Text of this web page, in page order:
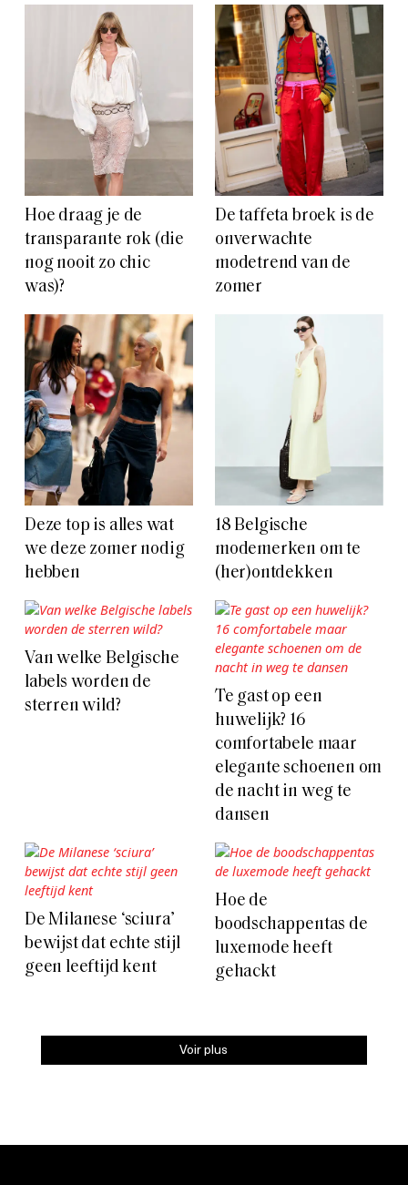
Hoe draag je de
transparante rok (die
nog nooit zo chic
was)?
De taffeta broek is de
onverwachte
modetrend van de
zomer
Deze top is alles wat
we deze zomer nodig
hebben
18 Belgische
modemerken om te
(her)ontdekken
Van welke Belgische
labels worden de
sterren wild?
Te gast op een
huwelijk? 16
comfortabele maar
elegante schoenen om
de nacht in weg te
dansen
De Milanese ‘sciura’
bewijst dat echte stijl
geen leeftijd kent
Hoe de
boodschappentas de
luxemode heeft
gehackt
Voir plus